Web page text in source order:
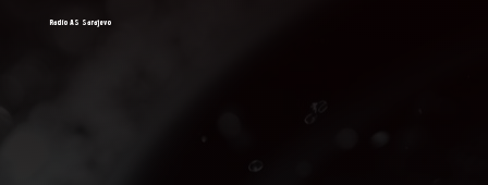
Radio AS Sarajevo